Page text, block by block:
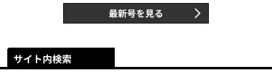
最新号を見る
サイト内検索